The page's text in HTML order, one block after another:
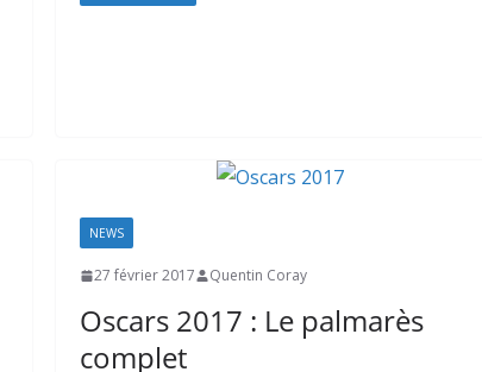
NEWS
27 février 2017 Quentin Coray
Oscars 2017 : Le palmarès
complet